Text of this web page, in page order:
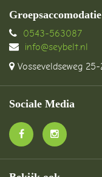
0543-563087
info@seybelt.nl
Vosseveldseweg
Sociale Media